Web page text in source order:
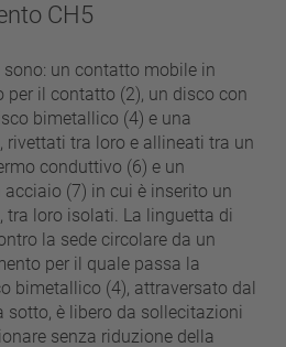
CH5
un contatto mobile in
per il contatto (2), un disco con
bimetallico (4) e una
rivettati tra loro e allineati tra un
conduttivo (6) e un
(7) in cui è inserito un
tra loro isolati. La linguetta di
la sede circolare da un
per il quale passa la
bimetallico (4), attraversato dal
sotto, è libero da sollecitazioni
senza riduzione della